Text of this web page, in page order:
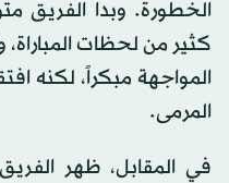
الخطورة. وبدا الفريق
كثير من لحظات
المواجهة مبكراً، لكنه
المرمى.
في المقابل، ظهر الفريق